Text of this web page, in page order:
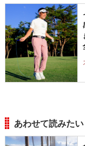
あわせて読みたい